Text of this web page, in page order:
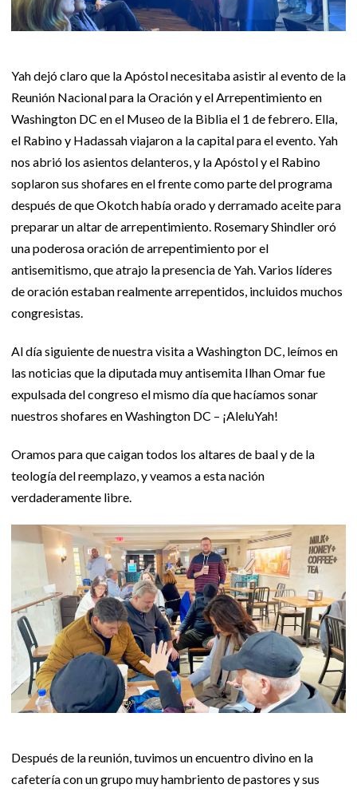
Yah dejó claro que la Apóstol necesitaba asistir al evento de la
Reunión Nacional para la Oración y el Arrepentimiento en
Washington DC en el Museo de la Biblia el 1 de febrero. Ella,
el Rabino y Hadassah viajaron a la capital para el evento. Yah
nos abrió los asientos delanteros, y la Apóstol y el Rabino
soplaron sus shofares en el frente como parte del programa
después de que Okotch había orado y derramado aceite para
preparar un altar de arrepentimiento. Rosemary Shindler oró
una poderosa oración de arrepentimiento por el
antisemitismo, que atrajo la presencia de Yah. Varios líderes
de oración estaban realmente arrepentidos, incluidos muchos
congresistas.
Al día siguiente de nuestra visita a Washington DC, leímos en
las noticias que la diputada muy antisemita Ilhan Omar fue
expulsada del congreso el mismo día que hacíamos sonar
nuestros shofares en Washington DC – ¡AleluYah!
Oramos para que caigan todos los altares de baal y de la
teología del reemplazo, y veamos a esta nación
verdaderamente libre.
Después de la reunión, tuvimos un encuentro divino en la
cafetería con un grupo muy hambriento de pastores y sus